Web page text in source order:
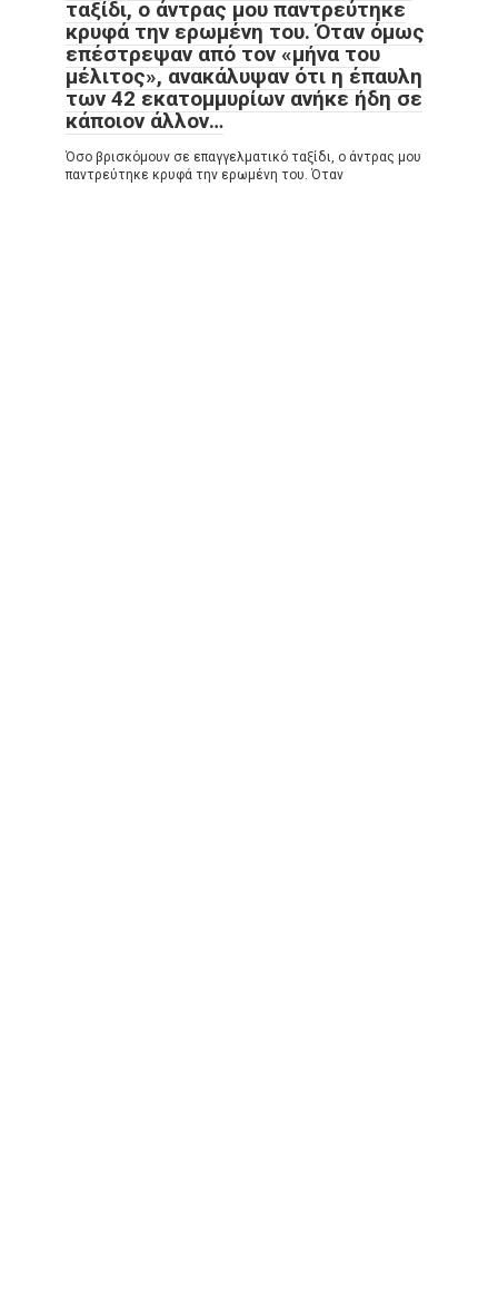
ταξίδι, ο άντρας μου παντρεύτηκε
κρυφά την ερωμένη του. Όταν όμως
επέστρεψαν από τον «μήνα του
μέλιτος», ανακάλυψαν ότι η έπαυλη
των 42 εκατομμυρίων ανήκε ήδη σε
κάποιον άλλον…
Όσο βρισκόμουν σε επαγγελματικό ταξίδι, ο άντρας μου
παντρεύτηκε κρυφά την ερωμένη του. Όταν